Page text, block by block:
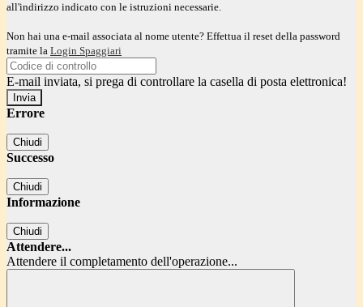
all'indirizzo indicato con le istruzioni necessarie.
Non hai una e-mail associata al nome utente? Effettua il reset della password
tramite la Login Spaggiari
E-mail inviata, si prega di controllare la casella di posta elettronica!
Errore
Chiudi
Successo
Chiudi
Informazione
Chiudi
Attendere...
Attendere il completamento dell'operazione...